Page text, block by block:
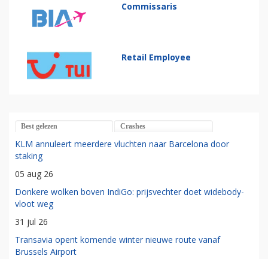
Commissaris
Retail Employee
Best gelezen Crashes
KLM annuleert meerdere vluchten naar Barcelona door
staking
05 aug 26
Donkere wolken boven IndiGo: prijsvechter doet widebody-
vloot weg
31 jul 26
Transavia opent komende winter nieuwe route vanaf
Brussels Airport